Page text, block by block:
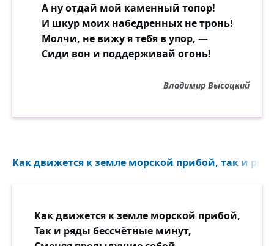
А ну отдай мой каменный топор!
И шкур моих набедренных не тронь!
Молчи, не вижу я тебя в упор, —
Сиди вон и поддерживай огонь!
Владимир Высоцкий
Как движется к земле морской прибой, так и
Как движется к земле морской прибой,
Так и ряды бессчётные минут,